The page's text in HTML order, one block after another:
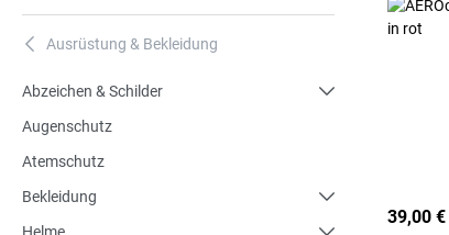
A Ausrüstung & Bekleidung
Abzeichen & Schilder
Augenschutz
Atemschutz
Bekleidung
39,00 €